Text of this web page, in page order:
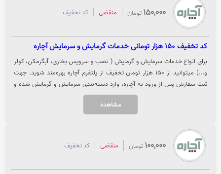
150,000 تومان منقضی کد تخفیف
کد تخفیف 150 هزار تومانی خدمات گرمایش و سرمایش آچاره
برای انواع خدمات سرمایش و گرمایش ( نصب و سرویس بخاری، آبگرمکن، کولر
و...) میتوانید از 150 هزار تومان تخفیف از پلتفرم آچاره بهره‌مند شوید. جهت
ثبت سفارش پس از ورود به آچاره، وارد دسته‌بندی سرمایش و گرمایش شده و
خدمات مورد نظر خود را انتخاب نمایید. جهت استفاده از تخفیف روی گزینه
مشاهده
100,000 تومان منقضی کد تخفیف